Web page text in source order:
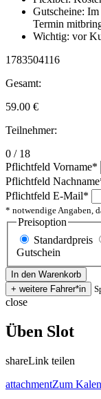
Gutscheine:
Termin
Wichtig: vor
1783504116
Gesamt:
59.00 €
Teilnehmer:
0 / 18
Pflichtfeld Vorname*
Pflichtfeld Nachname
Pflichtfeld E-Mail*
* notwendige Angaben,
Preisoption
Standardpreis
Gutschein
close
Üben Slot
shareLink teilen
attachmentZum